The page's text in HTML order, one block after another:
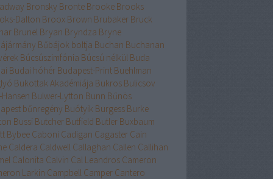
Bronsky Bronte Brooke Brooks
Dalton Broox Brown Brubaker Bruck
Brunel Bryan Bryndza Bryne
Bűbájok boltja Buchan Buchanan
Búcsúszimfónia Búcsú nélkül Buda
Budai hóhér Budapest-Print Buehlman
Bukottak Akadémiája Bukros Bulicsov
Bulwer-Lytton Bunn Bűnös
bűnregény Buótyik Burgess Burke
Bussi Butcher Butfield Butler Buxbaum
Bybee Caboni Cadigan Cagaster Cain
Caldera Caldwell Callaghan Callen Callihan
Calonita Calvin Cal Leandros Cameron
Larkin Campbell Camper Cantero